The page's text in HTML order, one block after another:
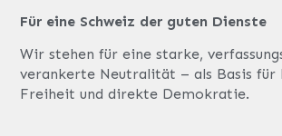
Für eine Schweiz der guten Dienste
Wir stehen für eine starke,
verankerte Neutralität – als Basis für
Freiheit und direkte Demokratie.